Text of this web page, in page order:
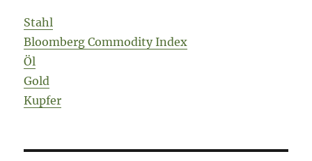
Stahl
Bloomberg Commodity Index
Öl
Gold
Kupfer